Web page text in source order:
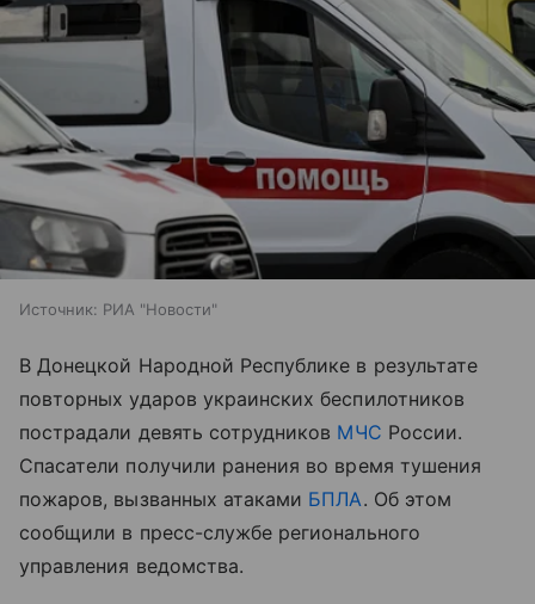
Источник: РИА "Новости"
В Донецкой Народной Республике в результате
повторных ударов украинских беспилотников
пострадали девять сотрудников МЧС России.
Спасатели получили ранения во время тушения
пожаров, вызванных атаками БПЛА. Об этом
сообщили в пресс-службе регионального
управления ведомства.